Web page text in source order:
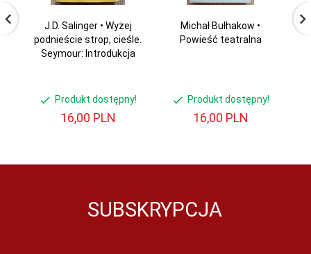
J.D. Salinger • Wyżej
podnieście strop, cieśle.
Seymour: Introdukcja
Produkt dostępny!
16,00 PLN
Michał Bułhakow •
Powieść teatralna
Produkt dostępny!
16,00 PLN
SUBSKRYPCJA